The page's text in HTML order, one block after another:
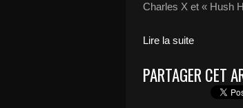
Charles X et « Hush
Lire la suite
PARTAGER CET